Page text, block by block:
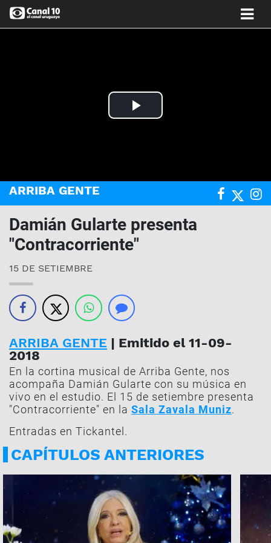
Play
ARRIBA GENTE
Damián Gularte presenta
"Contracorriente"
15 DE SETIEMBRE
ARRIBA GENTE | Emitido el 11-09-
2018
En la cortina musical de Arriba Gente, nos
acompaña Damián Gularte con su música en
vivo en el estudio. El 15 de setiembre presenta
"Contracorriente" en la Sala Zavala Muniz.
Entradas en Tickantel.
CAPÍTULOS ANTERIORES